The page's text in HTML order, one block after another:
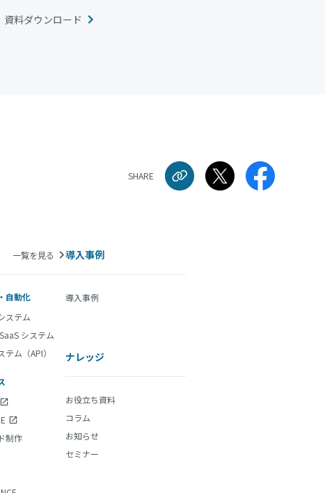
資料ダウンロード
SHARE
一覧を見る
自動化
ステム
システム
ム（API）
制作
導入事例
導入事例
ナレッジ
お役立ち資料
コラム
お知らせ
セミナー